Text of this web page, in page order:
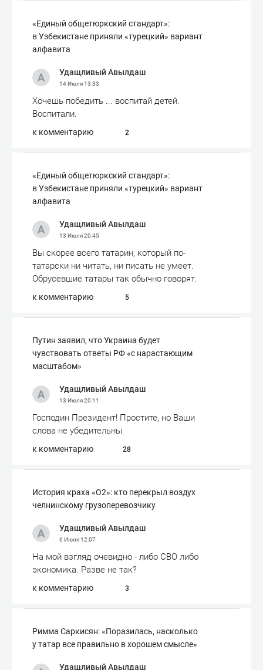
«Единый общетюркский стандарт»:
в Узбекистане приняли «турецкий» вариант
алфавита
Удащливый Авылдаш
14 Июля13:33
Хочешь победить ... воспитай детей.
Воспитали.
к комментарию 2
«Единый общетюркский стандарт»:
в Узбекистане приняли «турецкий» вариант
алфавита
Удащливый Авылдаш
13 Июля20:45
Вы скорее всего татарин, который по-
татарски ни читать, ни писать не умеет.
Обрусевшие татары так обычно говорят.
к комментарию 5
Путин заявил, что Украина будет
чувствовать ответы РФ «с нарастающим
масштабом»
Удащливый Авылдаш
13 Июля20:11
Господин Президент! Простите, но Ваши
слова не убедительны.
к комментарию 28
История краха «О2»: кто перекрыл воздух
челнинскому грузоперевозчику
Удащливый Авылдаш
6 Июля12:07
На мой взгляд очевидно - либо СВО либо
экономика. Разве не так?
к комментарию 3
Римма Саркисян: «Поразилась, насколько
у татар все правильно в хорошем смысле»
Удащливый Авылдаш